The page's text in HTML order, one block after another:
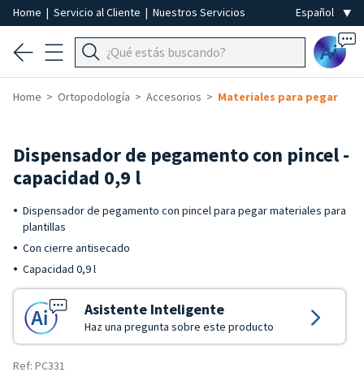
Home | Servicio al Cliente | Nuestros Servicios
Ai
Home Ortopodología Accesorios Materiales para pegar
Dispensador de pegamento con pincel -
capacidad 0,9 l
Dispensador de pegamento con pincel para pegar materiales para
plantillas
Con cierre antisecado
Capacidad 0,9 l
Asistente Inteligente
Haz una pregunta sobre este producto
Ref: PC331